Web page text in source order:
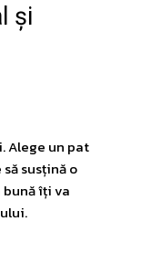
și
Alege un pat
susțină o
îți va